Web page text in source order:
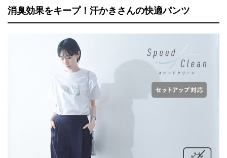
消臭効果をキープ！汗かきさんの快適パンツ